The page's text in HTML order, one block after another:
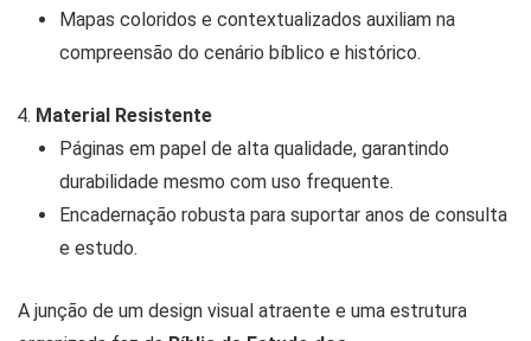
Mapas coloridos e contextualizados auxiliam na
compreensão do cenário bíblico e histórico.
Material Resistente
Páginas em papel de alta qualidade, garantindo
durabilidade mesmo com uso frequente.
Encadernação robusta para suportar anos de consulta
e estudo.
A junção de um design visual atraente e uma estrutura